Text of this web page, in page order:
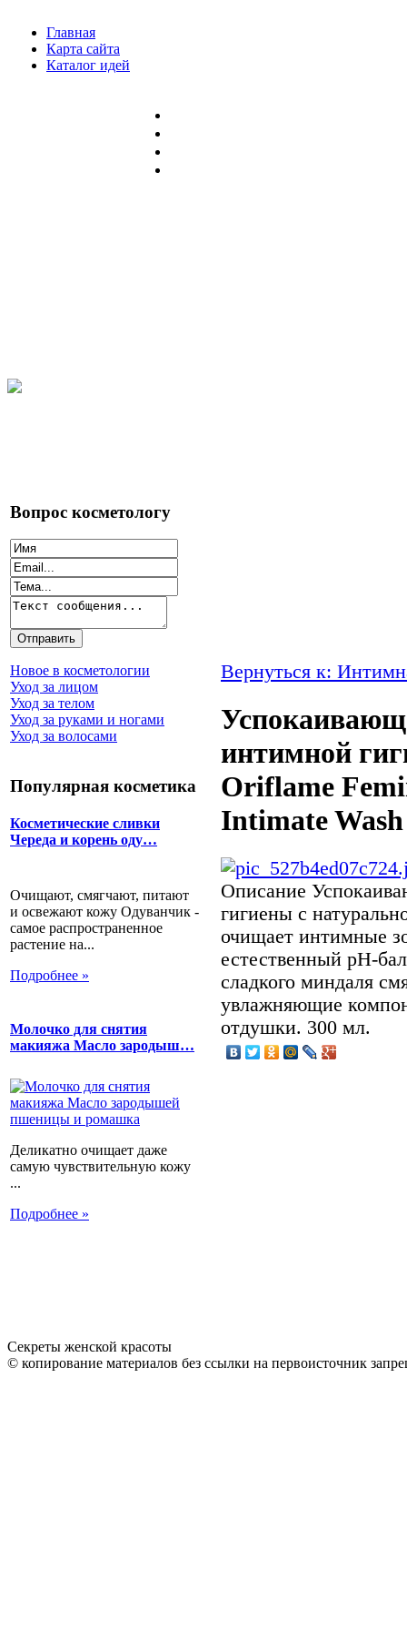
Главная
Карта сайта
Каталог идей
Вопрос косметологу
Новое в косметологии
Уход за лицом
Уход за телом
Уход за руками и ногами
Уход за волосами
Популярная косметика
Косметические сливки
Череда и корень оду…
Очищают, смягчают, питают
и освежают кожу Одуванчик -
самое распространенное
растение на...
Подробнее »
Молочко для снятия
макияжа Масло зародыш…
Деликатно очищает даже
самую чувствительную кожу
...
Подробнее »
Вернуться к:
интимной
Oriflame
Intimate
Описание
гигиены с
очищает интимные
естественный pH-
сладкого миндаля
увлажняющие
отдушки. 300 мл.
Секреты женской красоты
© копирование материалов без ссылки на первоисточник